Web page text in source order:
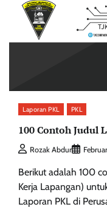
Laporan PKL PKL
100 Contoh Judul
Rozak Abdur
Berikut adalah 100
Kerja Lapangan)
Laporan PKL di